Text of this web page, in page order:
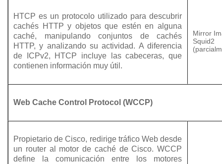
HTCP es un protocolo utilizado para descubrir
cachés HTTP y objetos que estén en alguna
caché, manipulando conjuntos de cachés
HTTP, y analizando su actividad. A diferencia
de ICPv2, HTCP incluye las cabeceras, que
contienen información muy útil.
Mirror
Squid2
Web Cache Control Protocol (WCCP)
Propietario de Cisco, redirige tráfico Web desde
un router al motor de caché de Cisco. WCCP
define la comunicación entre los motores